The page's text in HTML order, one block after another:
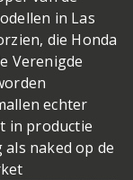
in Las
die Honda
Verenigde
echter
in productie
naked op de